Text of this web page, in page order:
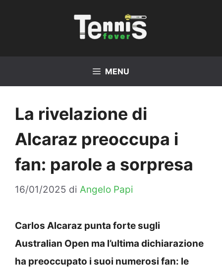
MENU
La rivelazione di
Alcaraz preoccupa i
fan: parole a sorpresa
16/01/2025 di Angelo Papi
Carlos Alcaraz punta forte sugli
Australian Open ma l’ultima dichiarazione
ha preoccupato i suoi numerosi fan: le